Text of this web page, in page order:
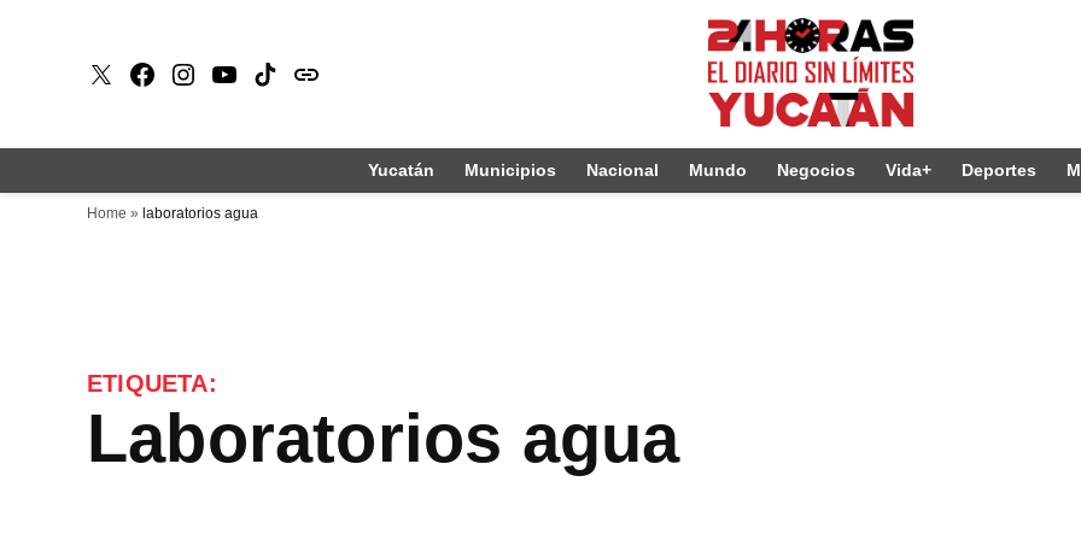
X Faceboook
Instagram
Youtube
Tiktokissuu
Yucatán Municipios Nacional Mundo Negocios Vida+ Deportes
Home » laboratorios agua
ETIQUETA:
laboratorios agua